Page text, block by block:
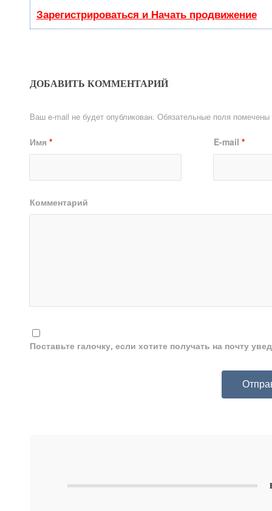
Зарегистрироваться и Начать продвижение
ДОБАВИТЬ КОММЕНТАРИЙ
Ваш e-mail не будет опубликован. Обязательные поля помечены
Имя * E-mail *
Комментарий
Поставьте галочку, если хотите получать на почту